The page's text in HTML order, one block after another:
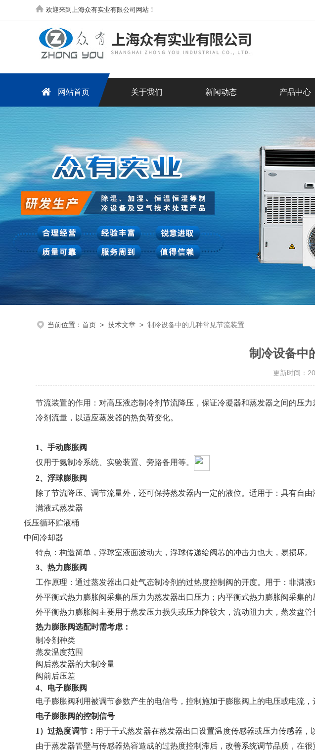
欢迎来到上海众有实业有限公司网站！
网站首页 关于我们 新闻动态 产品中心
当前位置： 首页 > 技术文章 > 制冷设备中的几种常见节流装置
制冷设备中
更新时间：
节流装置的作用：对高压液态制冷剂节流降压，保证冷凝器和蒸发器之间的压
冷剂流量，以适应蒸发器的热负荷变化。
1、手动膨胀阀
仅用于氨制冷系统、实验装置、旁路备用等。
2、浮球膨胀阀
除了节流降压、调节流量外，还可保持蒸发器内一定的液位。适用于：具有自由
满液式蒸发器
低压循环贮液桶
中间冷却器
特点：构造简单，浮球室液面波动大，浮球传递给阀芯的冲击力也大，易损坏。
3、热力膨胀阀
工作原理：通过蒸发器出口处气态制冷剂的过热度控制阀的开度。用于：非满液
外平衡式热力膨胀阀采集的压力为蒸发器出口压力；内平衡式热力膨胀阀采集的
外平衡热力膨胀阀主要用于蒸发压力损失或压力降较大，流动阻力大，蒸发盘
热力膨胀阀选配时需考虑：
制冷剂种类
蒸发温度范围
阀后蒸发器的大制冷量
阀前后压差
4、电子膨胀阀
电子膨胀阀利用被调节参数产生的电信号，控制施加于膨胀阀上的电压或电流
电子膨胀阀的控制信号
1）过热度调节： 用于干式蒸发器在蒸发器出口设置温度传感器或压力传感器
由于蒸发器管壁与传感器热容造成的过热度控制滞后，改善系统调节品质，在